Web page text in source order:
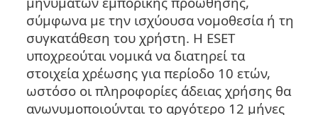
σύμφωνα με την ισχύουσα νομοθεσία ή τη
συγκατάθεση του χρήστη. Η ESET
υποχρεούται νομικά να διατηρεί τα
στοιχεία χρέωσης για περίοδο 10 ετών,
ωστόσο οι πληροφορίες άδειας χρήσης θα
ανωνυμοποιούνται το αργότερο 12 μήνες